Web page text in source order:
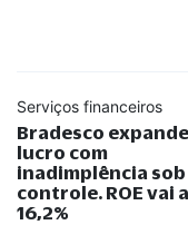
Serviços financeiros
Bradesco expande
lucro com
inadimplência sob
controle. ROE vai a
16,2%